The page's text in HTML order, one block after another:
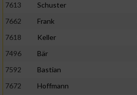
7613
Schuster
7662
Frank
7618
Keller
7496
Bär
7592
Bastian
7672
Hoffmann